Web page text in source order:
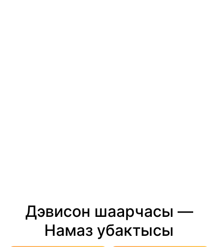
Дэвисон шаарчасы —
Намаз убактысы